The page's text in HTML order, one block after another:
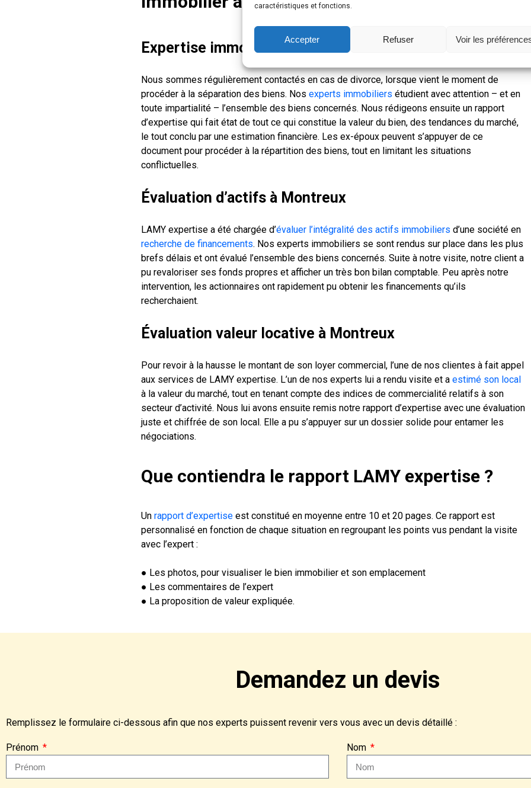
caractéristiques et fonctions.
Accepter Refuser Voir les
Expertise immobilière à Montreux
Nous sommes régulièrement contactés en cas de divorce, lorsque vient le moment de
procéder à la séparation des biens. Nos experts immobiliers étudient avec attention – et en
toute impartialité – l’ensemble des biens concernés. Nous rédigeons ensuite un rapport
d’expertise qui fait état de tout ce qui constitue la valeur du bien, des tendances du marché,
le tout conclu par une estimation financière. Les ex-époux peuvent s’appuyer de ce
document pour procéder à la répartition des biens, tout en limitant les situations
conflictuelles.
Évaluation d’actifs à Montreux
LAMY expertise a été chargée d’évaluer l’intégralité des actifs immobiliers d’une société en
recherche de financements. Nos experts immobiliers se sont rendus sur place dans les plus
brefs délais et ont évalué l’ensemble des biens concernés. Suite à notre visite, notre client a
pu revaloriser ses fonds propres et afficher un très bon bilan comptable. Peu après notre
intervention, les actionnaires ont rapidement pu obtenir les financements qu’ils
recherchaient.
Évaluation valeur locative à Montreux
Pour revoir à la hausse le montant de son loyer commercial, l’une de nos clientes à fait appel
aux services de LAMY expertise. L’un de nos experts lui a rendu visite et a estimé son local
à la valeur du marché, tout en tenant compte des indices de commercialité relatifs à son
secteur d’activité. Nous lui avons ensuite remis notre rapport d’expertise avec une évaluation
juste et chiffrée de son local. Elle a pu s’appuyer sur un dossier solide pour entamer les
négociations.
Que contiendra le rapport LAMY expertise ?
Un rapport d’expertise est constitué en moyenne entre 10 et 20 pages. Ce rapport est
personnalisé en fonction de chaque situation en regroupant les points vus pendant la visite
avec l’expert :
● Les photos, pour visualiser le bien immobilier et son emplacement
● Les commentaires de l’expert
● La proposition de valeur expliquée.
Demandez un devis
Remplissez le formulaire ci-dessous afin que nos experts puissent revenir vers vous avec un devis détaillé :
Prénom Nom